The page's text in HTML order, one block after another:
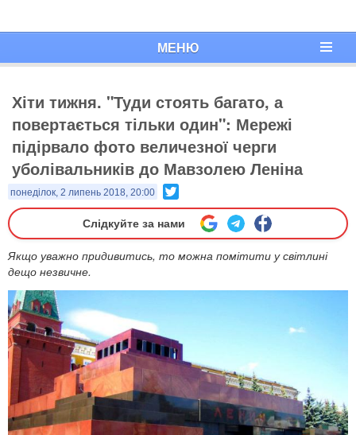
МЕНЮ
Хіти тижня. "Туди стоять багато, а
повертається тільки один": Мережі
підірвало фото величезної черги
уболівальників до Мавзолею Леніна
понеділок, 2 липень 2018, 20:00
Слідкуйте за нами
Якщо уважно придивитись, то можна помітити у світлині
дещо незвичне.